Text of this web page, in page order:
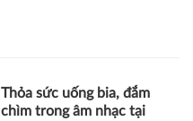
Thỏa sức uống bia, đắm
chìm trong âm nhạc tại